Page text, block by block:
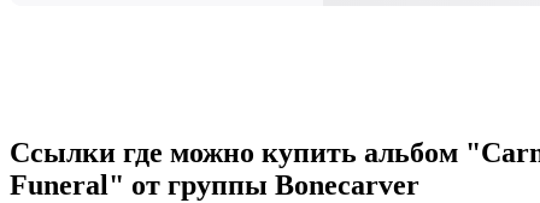
Ссылки где можно купить альбом
Funeral" от группы Bonecarver